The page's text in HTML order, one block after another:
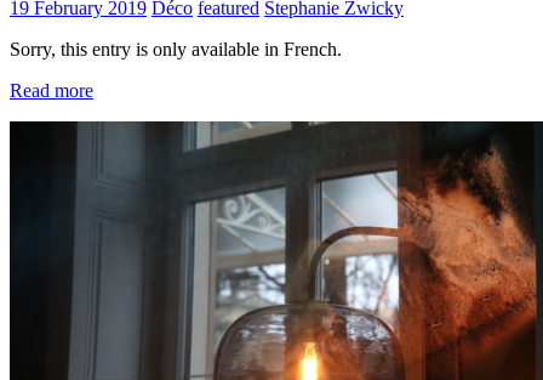
19 February 2019 Déco featured Stephanie Zwicky
Sorry, this entry is only available in French.
Read more